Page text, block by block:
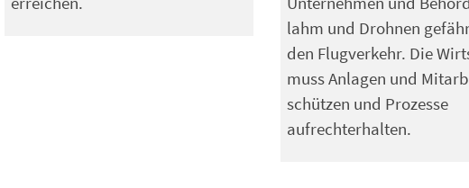
lahm und Drohnen
den Flugverkehr. Die
muss Anlagen und
schützen und Prozesse
aufrechterhalten.